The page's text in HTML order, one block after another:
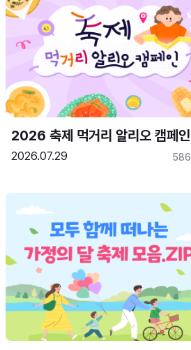
2026 축제 먹거리 알리오 캠페인
2026.07.29 586